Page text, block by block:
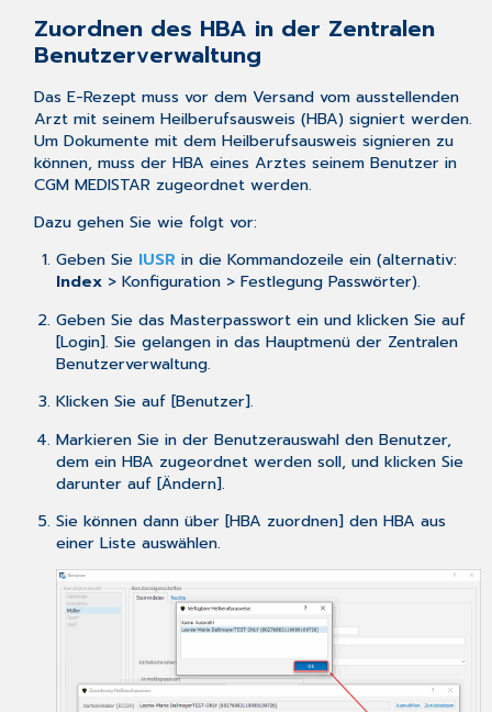
Signaturverfahren
Einzelsignatur
Komfortsignatur
Gewünschte
Druckeinstellungen
vornehmen
E-
Rezept
und
ggf.
als
Standard
einstellen
Zuordnen des HBA in der Zentralen
Benutzerverwaltung
Das E-Rezept muss vor dem Versand vom ausstellenden
Arzt mit seinem Heilberufsausweis (HBA) signiert werden.
Um Dokumente mit dem Heilberufsausweis signieren zu
können, muss der HBA eines Arztes seinem Benutzer in
CGM MEDISTAR zugeordnet werden.
Dazu gehen Sie wie folgt vor:
Geben Sie IUSR in die Kommandozeile ein (alternativ:
Index> Konfiguration > Festlegung Passwörter).
Geben Sie das Masterpasswort ein und klicken Sie auf
[Login]. Sie gelangen in das Hauptmenü der Zentralen
Benutzerverwaltung.
Klicken Sie auf [Benutzer].
Markieren Sie in der Benutzerauswahl den Benutzer,
dem ein HBA zugeordnet werden soll, und klicken Sie
darunter auf [Ändern].
Sie können dann über [HBA zuordnen] den HBA aus
einer Liste auswählen.